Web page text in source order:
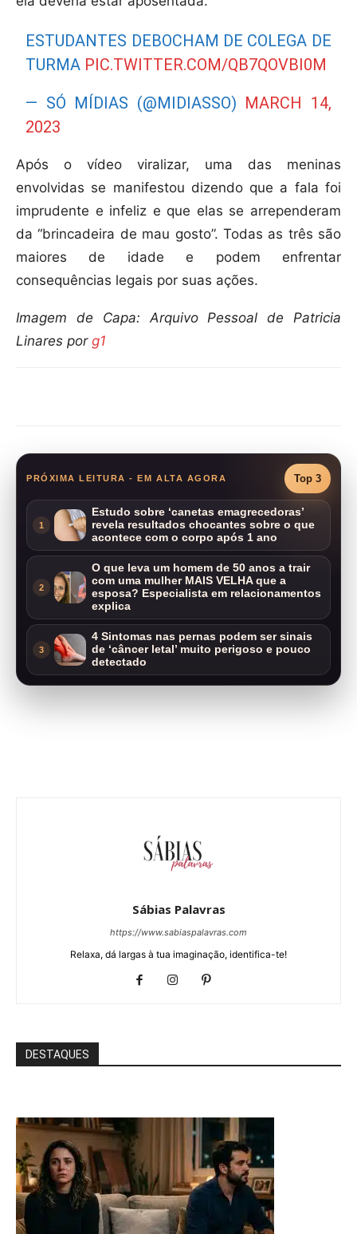
ESTUDANTES DEBOCHAM DE COLEGA DE
TURMA PIC.TWITTER.COM/QB7QOVBI0M
— SÓ MÍDIAS (@MIDIASSO) MARCH 14,
2023
Após o vídeo viralizar, uma das meninas
envolvidas se manifestou dizendo que a fala foi
imprudente e infeliz e que elas se arrependeram
da “brincadeira de mau gosto”. Todas as três são
maiores de idade e podem enfrentar
consequências legais por suas ações.
Imagem de Capa: Arquivo Pessoal de Patricia
Linares por g1
PRÓXIMA LEITURA - EM ALTA AGORA Top 3
1
Estudo sobre ‘canetas emagrecedoras’
revela resultados chocantes sobre o que
acontece com o corpo após 1 ano
2
O que leva um homem de 50 anos a trair
com uma mulher MAIS VELHA que a
esposa? Especialista em relacionamentos
explica
3
4 Sintomas nas pernas podem ser sinais
de ‘câncer letal’ muito perigoso e pouco
detectado
Sábias Palavras
https://www.sabiaspalavras.com
Relaxa, dá largas à tua imaginação, identifica-te!
DESTAQUES